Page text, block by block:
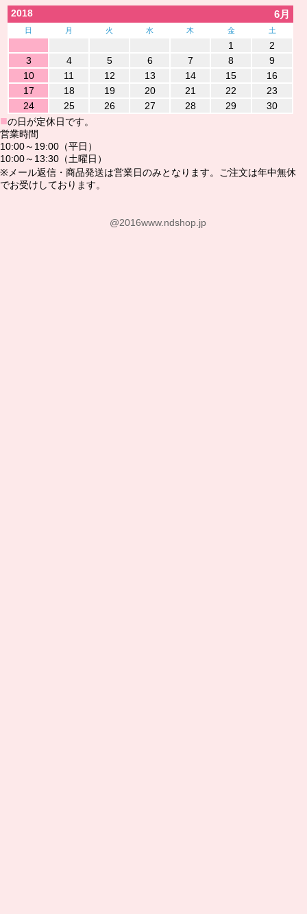
2018 6月
日 月 火 水 木 金 土
1
2
3
4 5 6 7 8
9
10
11 12 13 14 15
16
17
18 19 20 21 22
23
24
25 26 27 28 29 30
■の日が定休日です。
営業時間
10:00～19:00（平日）
10:00～13:30（土曜日）
※メール返信・商品発送は営業日のみとなります。ご注文は年中無休
でお受けしております。
@2016www.ndshop.jp